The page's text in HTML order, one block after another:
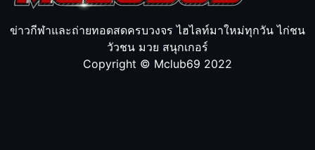
ข่าวกีฬาและถ่ายทอดสดครบวงจร ไฮไลท์มาใหม่ทุกวัน ไก่ชน
วัวชน มวย สนุกเกอร์
Copyright © Mclub69 2022